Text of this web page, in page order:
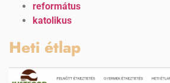
református
katolikus
Heti étlap